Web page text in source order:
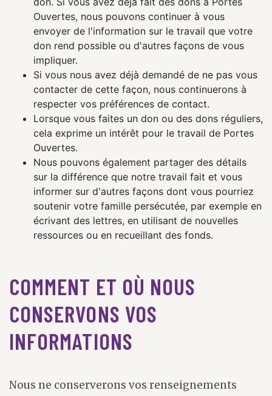
Ouvertes, nous pouvons continuer à vous
envoyer de l'information sur le travail que votre
don rend possible ou d'autres façons de vous
impliquer.
Si vous nous avez déjà demandé de ne pas vous
contacter de cette façon, nous continuerons à
respecter vos préférences de contact.
Lorsque vous faites un don ou des dons réguliers,
cela exprime un intérêt pour le travail de Portes
Ouvertes.
Nous pouvons également partager des détails
sur la différence que notre travail fait et vous
informer sur d'autres façons dont vous pourriez
soutenir votre famille persécutée, par exemple en
écrivant des lettres, en utilisant de nouvelles
ressources ou en recueillant des fonds.
COMMENT ET OÙ NOUS
CONSERVONS VOS
INFORMATIONS
Nous ne conserverons vos renseignements